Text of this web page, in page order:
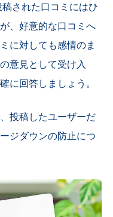
された口コミにはひ
、好意的な口コミへ
に対しても感情のま
意見として受け入
に回答しましょう。
投稿したユーザーだ
ジダウンの防止につ